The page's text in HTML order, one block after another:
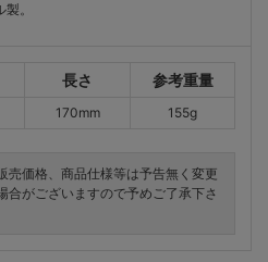
。
長さ 参考重量
170mm 155g
売価格、商品仕様等は予告無く変更
合がございますので予めご了承下さ